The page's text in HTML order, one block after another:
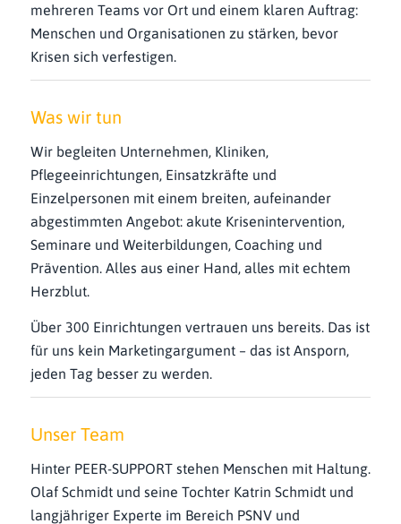
mehreren Teams vor Ort und einem klaren Auftrag:
Menschen und Organisationen zu stärken, bevor
Krisen sich verfestigen.
Was wir tun
Wir begleiten Unternehmen, Kliniken,
Pflegeeinrichtungen, Einsatzkräfte und
Einzelpersonen mit einem breiten, aufeinander
abgestimmten Angebot: akute Krisenintervention,
Seminare und Weiterbildungen, Coaching und
Prävention. Alles aus einer Hand, alles mit echtem
Herzblut.
Über 300 Einrichtungen vertrauen uns bereits. Das ist
für uns kein Marketingargument – das ist Ansporn,
jeden Tag besser zu werden.
Unser Team
Hinter PEER-SUPPORT stehen Menschen mit Haltung.
Olaf Schmidt und seine Tochter Katrin Schmidt und
langjähriger Experte im Bereich PSNV und